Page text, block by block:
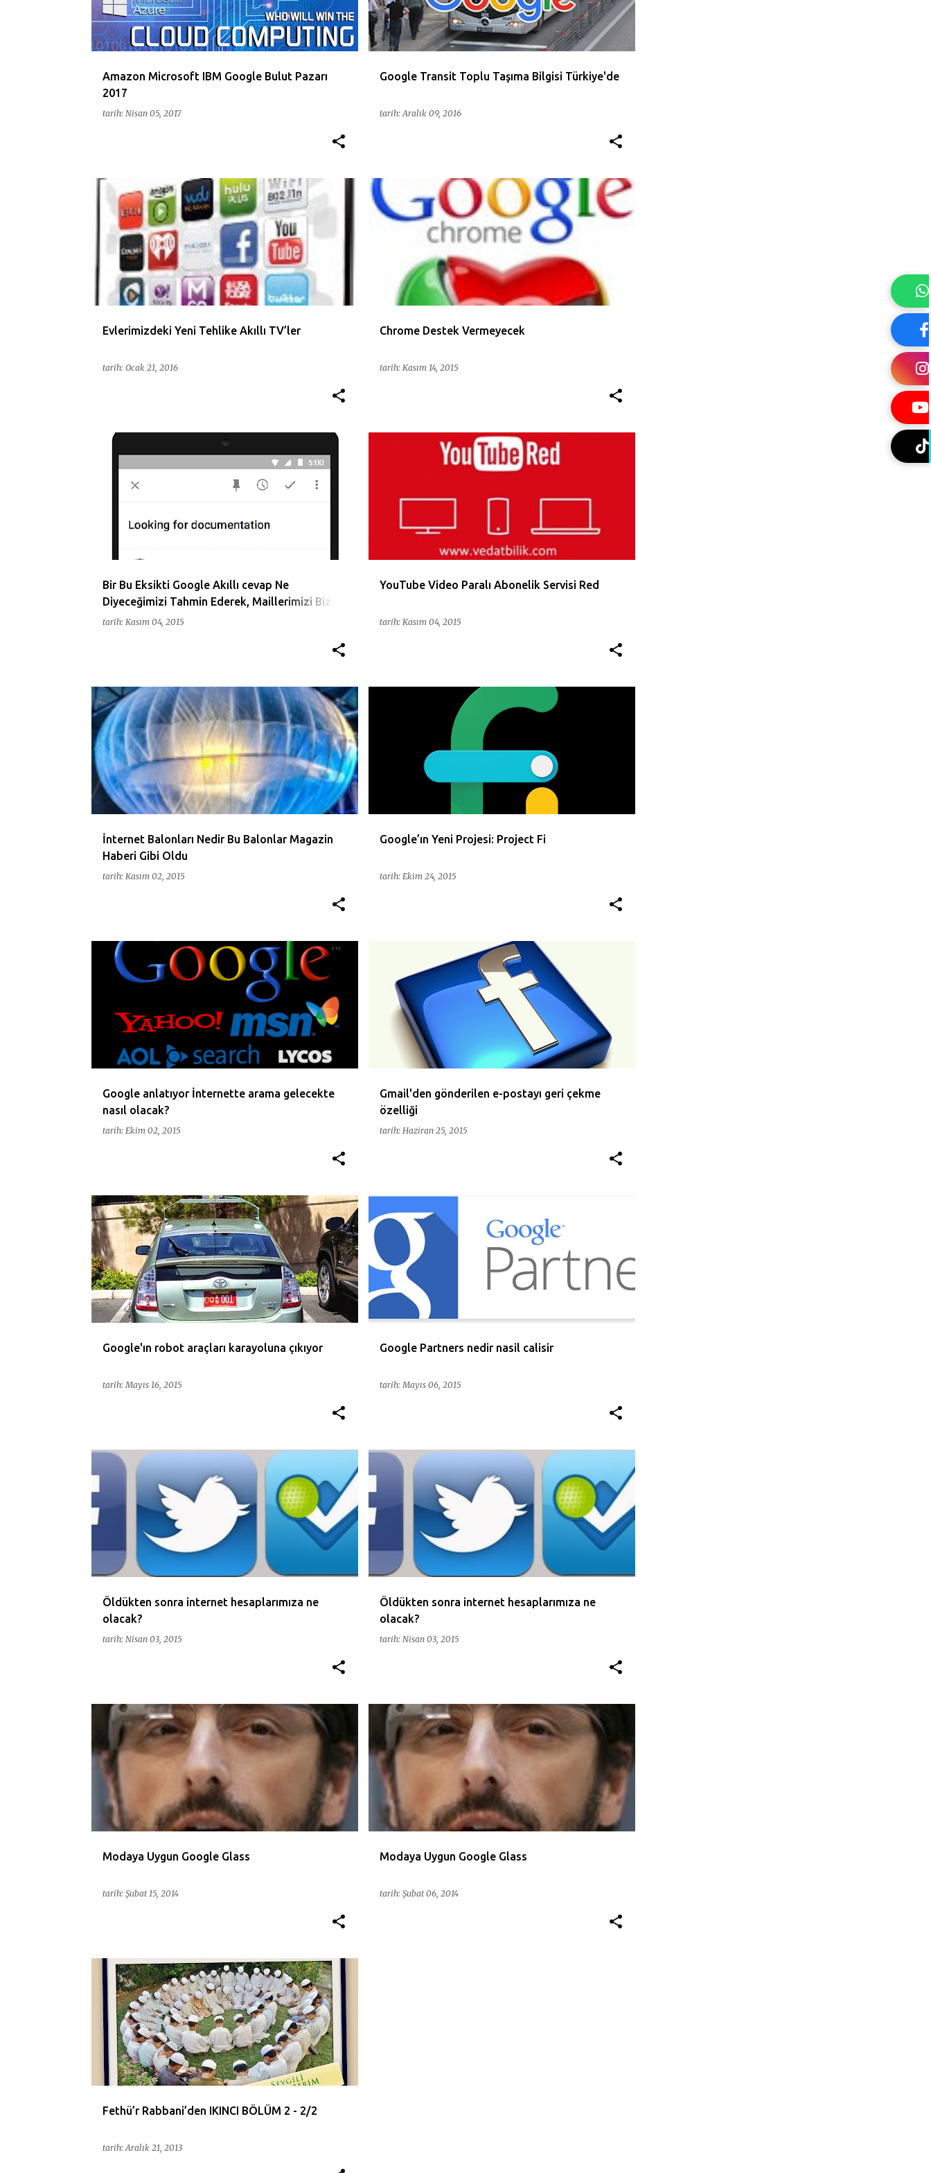
ı
t
l
Amazon Microsoft IBM Google Bulut Pazarı
2017
tarih: Nisan 05, 2017
Google Transit Toplu Taşıma Bilgisi Türkiye'de
tarih:Aralık 09, 2016
Evlerimizdeki Yeni Tehlike Akıllı TV’ler
tarih: Ocak 21, 2016
AKILLITV AKILLITV ANDROIDOS ANDROID
Chrome Destek Vermeyecek
tarih: Kasım 14, 2015
APP BROWSER CHROME EKLENTI GOOGLE
GUVENLIK YENILIK
Bir Bu Eksikti Google Akıllı cevap Ne
Diyeceğimizi Tahmin Ederek, Maillerimizi Bizim
Yerimize Cevaplayacak
tarih: Kasım 04, 2015
AKILLI ANDROID CEVAP EMAIL GOOGLE IOS
YouTube Video Paralı Abonelik Servisi Red
tarih: Kasım 04, 2015
GOOGLE MOVIE MUZIC
İnternet Balonları Nedir Bu Balonlar Magazin
Haberi Gibi Oldu
tarih: Kasım 02, 2015
4G BAGLANTI BALON BLOON ENDONEZYA
GOOGLE HIZLI INTERNET +
ZELANDA
Google’ın Yeni Projesi: Project Fi
tarih: Ekim 24, 2015
ANDROID APPLE CELLPHONE
Google anlatıyor İnternette arama gelecekte
nasıl olacak?
tarih: Ekim 02, 2015
ARAMA DIZUSTU GOOGLE INTERNET
SINGHAL
Gmail'den gönderilen e-postayı geri çekme
özelliği
tarih: Haziran 25, 2015
E-MAIL GOOGLE
Google'ın robot araçları karayoluna çıkıyor
tarih:Mayıs 16, 2015
ARABA CAR CHRIS CONQUER +1
Google Partners nedir nasil calisir
tarih:Mayıs 06, 2015
GOOGLE KAMPANYA MUSTERI PARTNER
ROZET
Öldükten sonra internet hesaplarımıza ne
olacak?
tarih: Nisan 03, 2015
GOOGLE HESAPLAR
Öldükten sonra internet hesaplarımıza ne
olacak?
tarih: Nisan 03, 2015
GOOGLE HESAPLAR
Modaya Uygun Google Glass
tarih: Şubat 15, 2014
AKILLIGOZLUK AMERIKA CIHAZ ELEKTRONIK
Modaya Uygun Google Glass
tarih: Şubat 06, 2014
AKILLIGOZLUK AMERIKA CIHAZ ELEKTRONIK
Fethü’r Rabbani’den IKINCI BÖLÜM 2 - 2/2
tarih:Aralık 21, 2013
ALLAH BLOGGER DINIMIZ EOKUL FACE +10